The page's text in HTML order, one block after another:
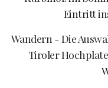
Eintritt
Wandern - Die
Tiroler